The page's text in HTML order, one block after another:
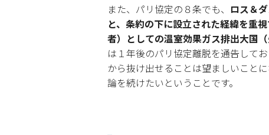
また、パリ協定の８条でも、 ロス＆
と、条約の下に設立された経緯を重
者）としての温室効果ガス排出大国
は１年後のパリ協定離脱を通告して
から抜け出せることは望ましいこと
論を続けたいということです。